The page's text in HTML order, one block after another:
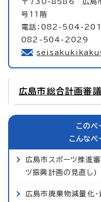
号11階
電話：082-504-2014
082-504-2029
広島市総合計画審
このペ
こんなペ
広島市スポーツ推進
ツ振興計画の見直し)
広島市廃棄物減量化